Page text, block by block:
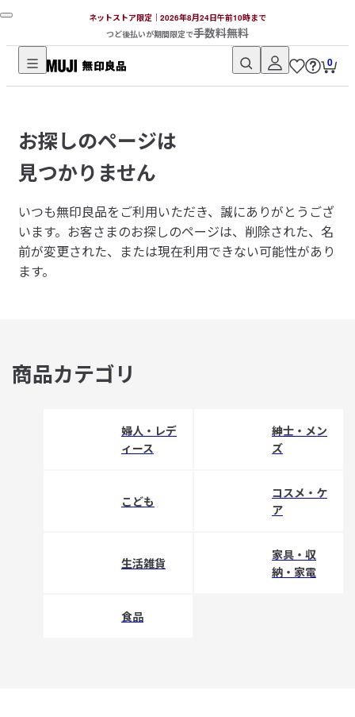
ネットストア限定｜2026年8月24日午前10時まで
つど後払いが期間限定で手数料無料
無
品
ネ
ッ
ト
ス
ト
ア
0
お探しのページは
見つかりません
いつも無印良品をご利用いただき、誠にありがとうござ
います。 お客さまのお探しのページは、削除された、名
前が変更された、または現在利用できない可能性があり
ます。
商品カテゴリ
婦人・レデ
ィース
紳士・メン
ズ
こども
コスメ・ケ
ア
生活雑貨
家具・収
納・家電
食品